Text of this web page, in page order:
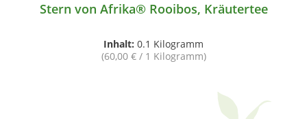
Stern von Afrika® Rooibos, Kräutertee
Inhalt: 0.1 Kilogramm
(60,00 € / 1 Kilogramm)